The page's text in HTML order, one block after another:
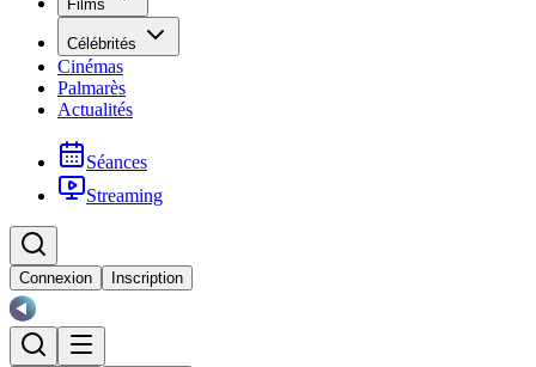
Films
Célébrités
Cinémas
Palmarès
Actualités
Séances
Streaming
Connexion Inscription